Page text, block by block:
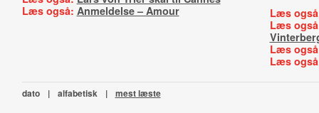
Læs også: Anmeldelse – Amour
Læs
Læs
Læs
Læs
dato | alfabetisk | mest læste